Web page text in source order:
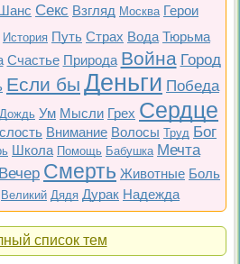
Секс Взгляд Москва Герои
История Путь Страх Вода Тюрьма
Счастье Природа Война Город
Если бы Деньги Победа
Дождь Ум Мысли Грех Сердце
Внимание Волосы Труд Бог
Школа Помощь Бабушка Мечта
Вечер Смерть Животные Боль
Великий Дядя Дурак Надежда
список тем